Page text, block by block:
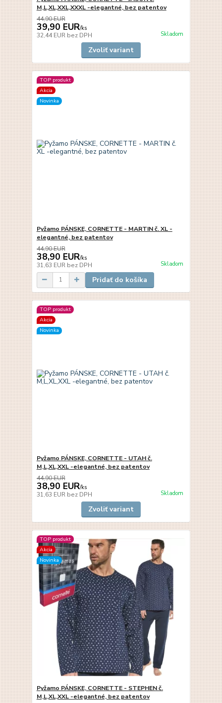
M,L,XL,XXL,XXXL -elegantné, bez patentov
44,90 EUR
39,90 EUR/ks
32,44 EUR bez DPH Skladom
Zvoliť variant
TOP produkt
Akcia
Novinka
Pyžamo PÁNSKE, CORNETTE - MARTIN č. XL -
elegantné, bez patentov
44,90 EUR
38,90 EUR/ks
31,63 EUR bez DPH Skladom
Pridať do košíka
TOP produkt
Akcia
Novinka
Pyžamo PÁNSKE, CORNETTE - UTAH č.
M,L,XL,XXL -elegantné, bez patentov
44,90 EUR
38,90 EUR/ks
31,63 EUR bez DPH Skladom
Zvoliť variant
TOP produkt
Akcia
Novinka
Pyžamo PÁNSKE, CORNETTE - STEPHEN č.
M,L,XL,XXL -elegantné, bez patentov